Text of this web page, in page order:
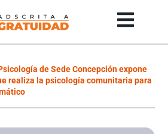
de Sede Concepción expone
realiza la psicología comunitaria para